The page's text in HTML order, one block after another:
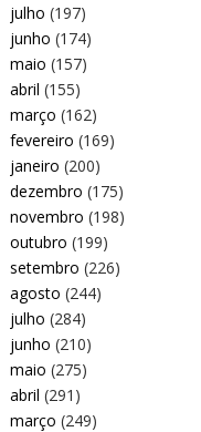
julho (197)
junho (174)
maio (157)
abril (155)
março (162)
fevereiro (169)
janeiro (200)
dezembro (175)
novembro (198)
outubro (199)
setembro (226)
agosto (244)
julho (284)
junho (210)
maio (275)
abril (291)
março (249)